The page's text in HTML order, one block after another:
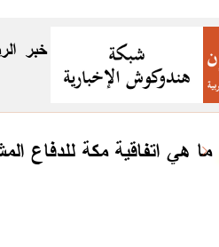
خبر
ما هي اتفاقية مكة للدفاع